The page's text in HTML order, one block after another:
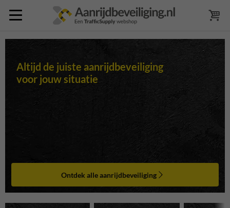
Altijd de juiste aanrijdbeveiliging
voor jouw situatie
Ontdek alle aanrijdbeveiliging